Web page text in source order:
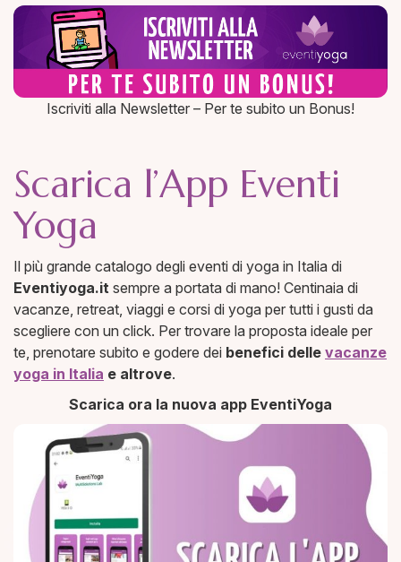
Iscriviti alla Newsletter – Per te subito un Bonus!
Scarica l’App Eventi
Yoga
Il più grande catalogo degli eventi di yoga in Italia di
Eventiyoga.it sempre a portata di mano! Centinaia di
vacanze, retreat, viaggi e corsi di yoga per tutti i gusti da
scegliere con un click. Per trovare la proposta ideale per
te, prenotare subito e godere dei benefici delle vacanze
yoga in Italia e altrove.
Scarica ora la nuova app EventiYoga